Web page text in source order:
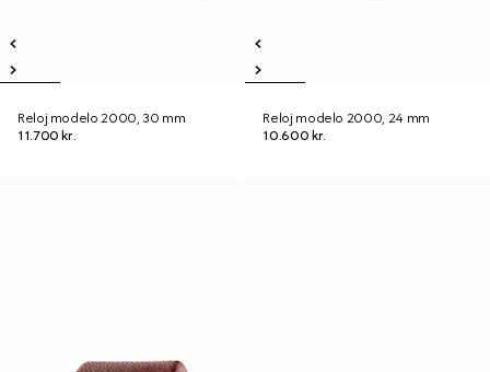
Reloj modelo 2000, 30 mm
11.700 kr.
Reloj modelo 2000, 24 mm
10.600 kr.